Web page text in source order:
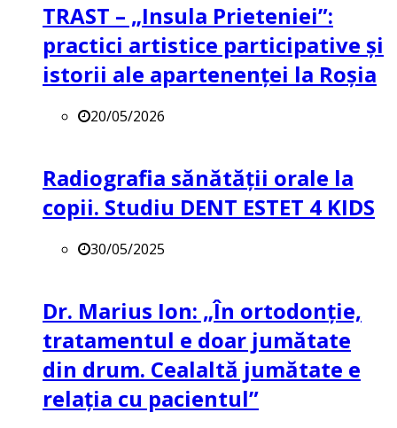
TRAST – „Insula Prieteniei”:
practici artistice participative și
istorii ale apartenenței la Roșia
20/05/2026
Radiografia sănătății orale la
copii. Studiu DENT ESTET 4 KIDS
30/05/2025
Dr. Marius Ion: „În ortodonție,
tratamentul e doar jumătate
din drum. Cealaltă jumătate e
relația cu pacientul”